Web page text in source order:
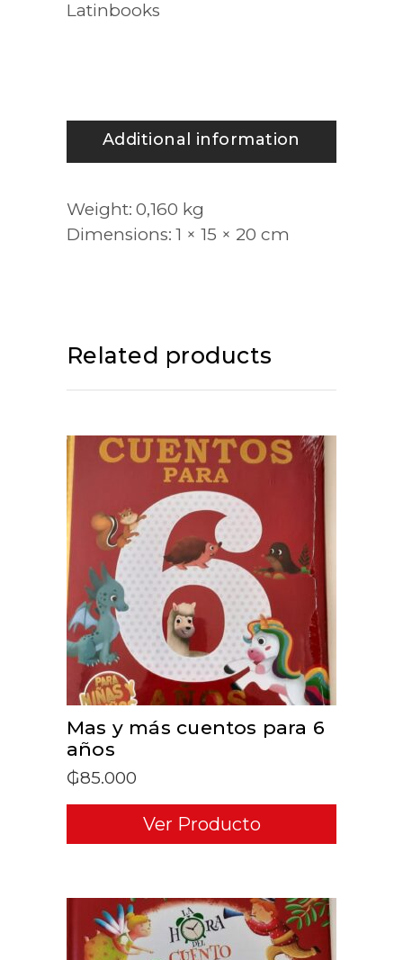
Latinbooks
Additional information
Weight 0,160 kg
Dimensions 1 × 15 × 20 cm
Related products
ADD TO CART
Mas y más cuentos para 6
años
₲85.000
Ver Producto